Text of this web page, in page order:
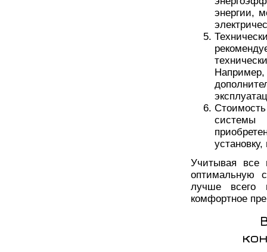
энергии,
системы
Учитывая все
оптимальную
лучше всего
комфортное